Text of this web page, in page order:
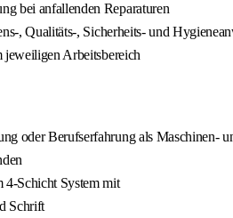
bei anfallenden Reparaturen
, Qualitäts-, Sicherheits- und
jeweiligen Arbeitsbereich
oder Berufserfahrung als Maschinen-
4-Schicht System mit
Schrift